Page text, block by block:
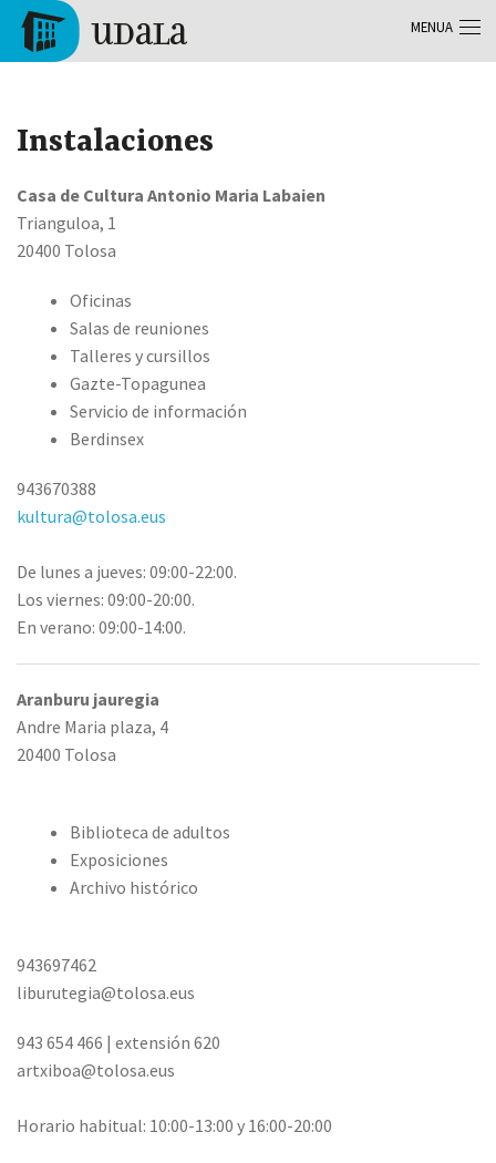
Skip to main content
Instalaciones
Casa de Cultura Antonio Maria Labaien
Trianguloa, 1
20400 Tolosa
Oficinas
Salas de reuniones
Talleres y cursillos
Gazte-Topagunea
Servicio de información
Berdinsex
943670388
kultura@tolosa.eus
De lunes a jueves: 09:00-22:00.
Los viernes: 09:00-20:00.
En verano: 09:00-14:00.
Aranburu jauregia
Andre Maria plaza, 4
20400 Tolosa
Biblioteca de adultos
Exposiciones
Archivo histórico
943697462
liburutegia@tolosa.eus
943 654 466 | extensión 620
artxiboa@tolosa.eus
Horario habitual: 10:00-13:00 y 16:00-20:00
MENUA